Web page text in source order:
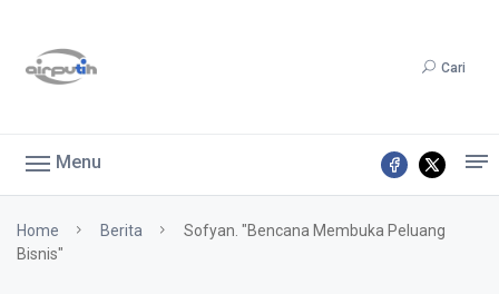
Cari
Menu
Home Berita
Sofyan. "Bencana Membuka Peluang
Bisnis"